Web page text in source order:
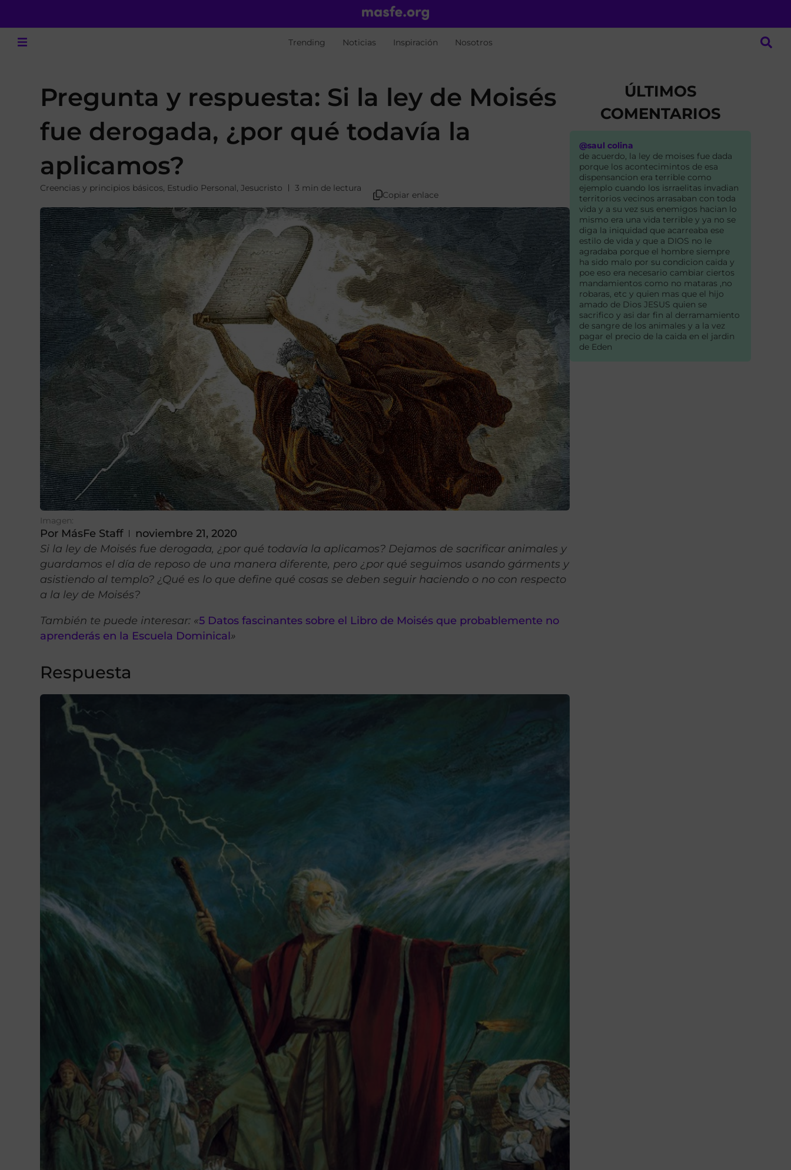
Trending Noticias Inspiración Nosotros
Pregunta y respuesta: Si la ley de Moisés
fue derogada, ¿por qué todavía la
aplicamos?
Creencias y principios básicos, Estudio Personal,Jesucristo 3 min de lectura
Copiar enlace
Imagen:
Por MásFe Staff
noviembre 21, 2020
Si la ley de Moisés fue derogada, ¿por qué todavía la aplicamos? Dejamos de sacrificar animales y
guardamos el día de reposo de una manera diferente, pero ¿por qué seguimos usando gárments y
asistiendo al templo? ¿Qué es lo que define qué cosas se deben seguir haciendo o no con respecto
a la ley de Moisés?
También te puede interesar: «5 Datos fascinantes sobre el Libro de Moisés que probablemente no
aprenderás en la Escuela Dominical»
Respuesta
ÚLTIMOS
COMENTARIOS
@saul colina
de acuerdo, la ley de moises fue dada
porque los acontecimintos de esa
dispensancion era terrible como
ejemplo cuando los isrraelitas invadian
territorios vecinos arrasaban con toda
vida y a su vez sus enemigos hacian lo
mismo era una vida terrible y ya no se
diga la iniquidad que acarreaba ese
estilo de vida y que a DIOS no le
agradaba porque el hombre siempre
ha sido malo por su condicion caida y
poe eso era necesario cambiar ciertos
mandamientos como no mataras ,no
robaras, etc y quien mas que el hijo
amado de Dios JESUS quien se
sacrifico y asi dar fin al derramamiento
de sangre de los animales y a la vez
pagar el precio de la caida en el jardin
de Eden